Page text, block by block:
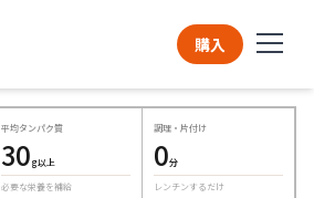
購入
平均タンパク質
30g以上
必要な栄養を補給
調理・片付け
0分
レンチンするだけ